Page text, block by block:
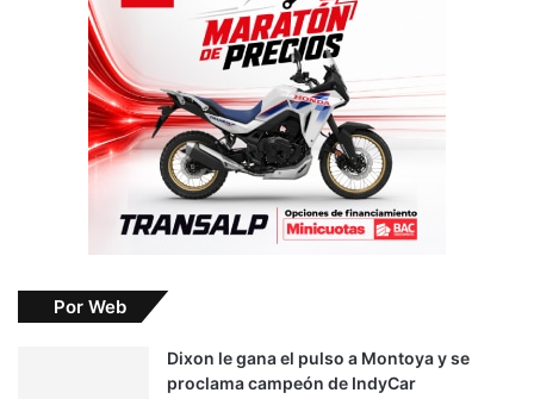
Por Web
Dixon le gana el pulso a Montoya y se
proclama campeón de IndyCar